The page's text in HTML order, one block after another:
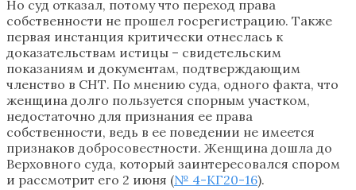
Но суд отказал, потому что переход права
собственности не прошел госрегистрацию. Также
первая инстанция критически отнеслась к
доказательствам истицы – свидетельским
показаниям и документам, подтверждающим
членство в СНТ. По мнению суда, одного факта, что
женщина долго пользуется спорным участком,
недостаточно для признания ее права
собственности, ведь в ее поведении не имеется
признаков добросовестности. Женщина дошла до
Верховного суда, который заинтересовался спором
и рассмотрит его 2 июня (№ 4-КГ20-16).